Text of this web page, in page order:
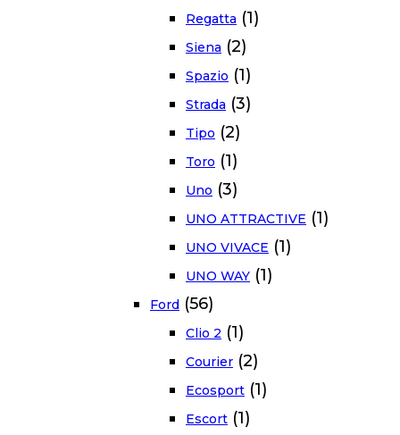
Regatta (1)
Siena (2)
Spazio (1)
Strada (3)
Tipo (2)
Toro (1)
Uno (3)
UNO ATTRACTIVE (1)
UNO VIVACE (1)
UNO WAY (1)
Ford (56)
Clio 2 (1)
Courier (2)
Ecosport (1)
Escort (1)